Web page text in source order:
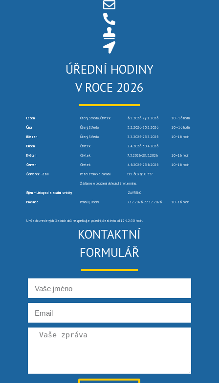
ÚŘEDNÍ HODINY
V ROCE 2026
Leden Úterý, Středa, Čtvrtek 6.1.2026-29.1.2026 10 –16 hodin
Únor Úterý, Středa 3.2.2026-25.2.2026 10 –16 hodin
Březen Úterý, Středa 3.3.2026-25.3.2026 10–16 hodin
Duben Čtvrtek 2.4.2026-30.4.2026
Květen Čtvrtek 7.5.2026-28.5.2026 10–16 hodin
Červen Čtvrtek 4.6.2026-25.6.2026 10–16 hodin
Červenec -Září Po telefonické dohodě tel. 603 910 557
Žádáme o dodržení dohodnutého termínu.
Říjen – Listopad a státní svátky ZAVŘENO
Prosinec Pondělí, Úterý 7.12.2026-22.12.2026 10–16 hodin
U všech uvedených úředních dnů respektujte polední přestávku od 12-12:30 hodin.
KONTAKTNÍ
FORMULÁŘ